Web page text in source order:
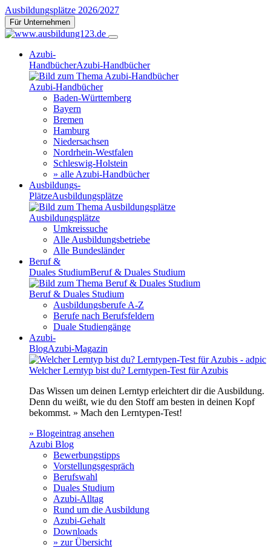
Ausbildungsplätze 2026/2027
Für Unternehmen
Azubi-
HandbücherAzubi-Handbücher
Azubi-Handbücher
Baden-Württemberg
Bayern
Bremen
Hamburg
Niedersachsen
Nordrhein-Westfalen
Schleswig-Holstein
» alle Azubi-Handbücher
Ausbildungs-
PlätzeAusbildungsplätze
Ausbildungsplätze
Umkreissuche
Alle Ausbildungsbetriebe
Alle Bundesländer
Beruf &
Duales StudiumBeruf & Duales Studium
Beruf & Duales Studium
Ausbildungsberufe A-Z
Berufe nach Berufsfeldern
Duale Studiengänge
Azubi-
BlogAzubi-Magazin
Welcher Lerntyp bist du? Lerntypen-Test für Azubis
Das Wissen um deinen Lerntyp erleichtert dir die Ausbildung.
Denn du weißt, wie du den Stoff am besten in deinen Kopf
bekommst. » Mach den Lerntypen-Test!
» Blogeintrag ansehen
Azubi Blog
Bewerbungstipps
Vorstellungsgespräch
Berufswahl
Duales Studium
Azubi-Alltag
Rund um die Ausbildung
Azubi-Gehalt
Downloads
» zur Übersicht